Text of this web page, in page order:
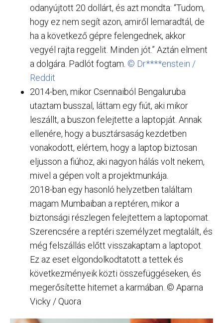
odanyújtott 20 dollárt, és azt mondta: “Tudom,
hogy ez nem segít azon, amiről lemaradtál, de
ha a következő gépre felengednek, akkor
vegyél rajta reggelit. Minden jót.” Aztán elment
a dolgára. Padlót fogtam. © Dr****enstein /
Reddit
2014-ben, mikor Csennaiból Bengaluruba
utaztam busszal, láttam egy fiút, aki mikor
leszállt, a buszon felejtette a laptopját. Annak
ellenére, hogy a busztársaság kezdetben
vonakodott, elértem, hogy a laptop biztosan
eljusson a fiúhoz, aki nagyon hálás volt nekem,
mivel a gépen volt a projektmunkája.
2018-ban egy hasonló helyzetben találtam
magam Mumbaiban a reptéren, mikor a
biztonsági részlegen felejtettem a laptopomat.
Szerencsére a reptéri személyzet megtalált, és
még felszállás előtt visszakaptam a laptopot.
Ez az eset elgondolkodtatott a tettek és
következményeik közti összefüggéseken, és
megerősítette hitemet a karmában. © Aparna
Vicky / Quora